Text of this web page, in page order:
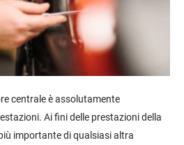
centrale è assolutamente
Ai fini delle prestazioni della
importante di qualsiasi altra